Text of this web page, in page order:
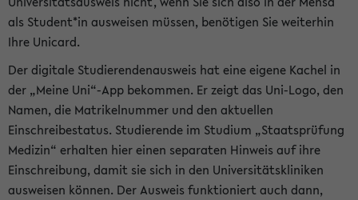
als Student*in ausweisen müssen, benötigen Sie weiterhin
Ihre Unicard.
Der digitale Studierendenausweis hat eine eigene Kachel in
der „Meine Uni“-App bekommen. Er zeigt das Uni-Logo, den
Namen, die Matrikelnummer und den aktuellen
Einschreibestatus. Studierende im Studium „Staatsprüfung
Medizin“ erhalten hier einen separaten Hinweis auf ihre
Einschreibung, damit sie sich in den Universitätskliniken
ausweisen können. Der Ausweis funktioniert auch dann,